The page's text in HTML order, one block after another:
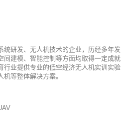
统研发、无人机技术的企业，历经多年发
间建模、智能控制等方面均取得一定成就
行业提供专业的低空经济无人机实训实验
等整体解决方案。